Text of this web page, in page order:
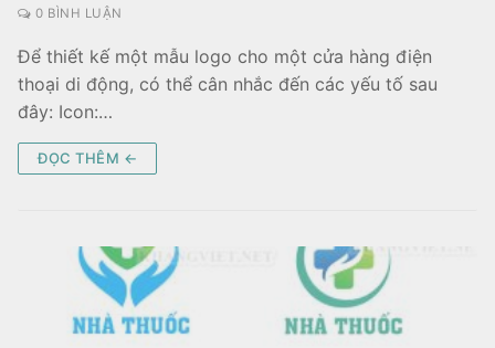
0 BÌNH LUẬN
Để thiết kế một mẫu logo cho một cửa hàng điện
thoại di động, có thể cân nhắc đến các yếu tố sau
đây: Icon:…
ĐỌC THÊM ←